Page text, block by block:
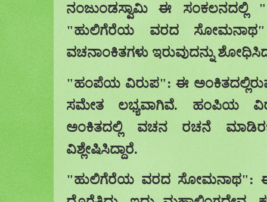
ನಂಜುಂಡಸ್ವಾಮಿ ಈ
"ಹುಲಿಗೆರೆಯ ವರದ
ವಚನಾಂಕಿತಗಳು ಇರುವುದನ್ನು
"ಹಂಪೆಯ ವಿರುಪ": ಈ
ಸಮೇತ ಲಭ್ಯವಾಗಿವೆ. ಹಂಪಿಯ
ಅಂಕಿತದಲ್ಲಿ ವಚನ ರಚನೆ
ವಿಶ್ಲೇಷಿಸಿದ್ದಾರೆ.
"ಹುಲಿಗೆರೆಯ ವರದ ಸೋಮನಾಥ":